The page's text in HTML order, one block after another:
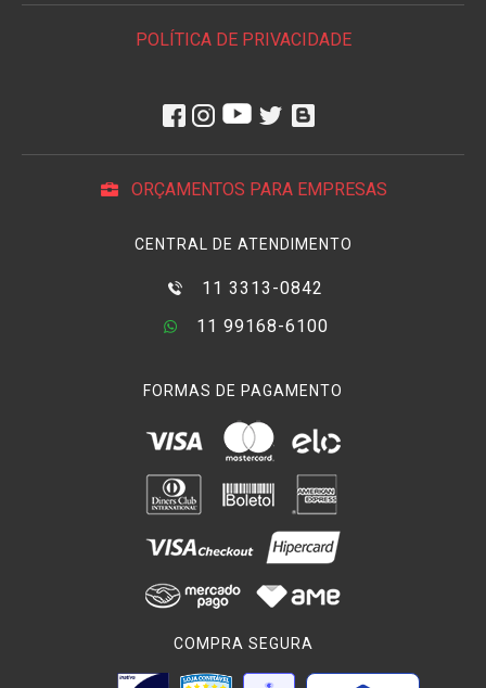
POLÍTICA DE PRIVACIDADE
ORÇAMENTOS PARA EMPRESAS
CENTRAL DE ATENDIMENTO
11 3313-0842
11 99168-6100
FORMAS DE PAGAMENTO
COMPRA SEGURA